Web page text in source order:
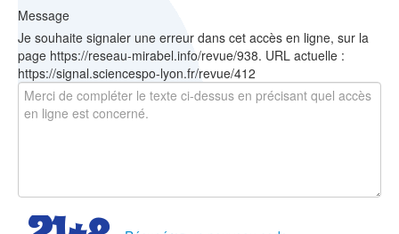
Message
Je souhaite signaler une erreur dans cet accès en ligne, sur la
page https://reseau-mirabel.info/revue/938. URL actuelle :
https://signal.sciencespo-lyon.fr/revue/412